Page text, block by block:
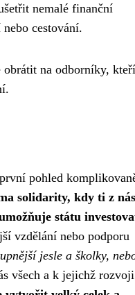
nemalé finanční
cestování.
obrátit na odborníky,
pohled
solidarity, kdy ti z
státu
vzdělání nebo podporu
jesle a školky,
všech a k jejichž rozvoji